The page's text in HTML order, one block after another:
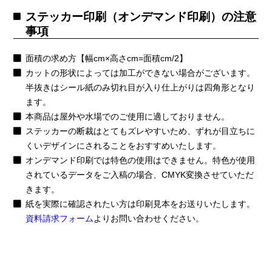
ステッカー印刷（オンデマンド印刷）の注意
事項
面積の求め方【幅cm×高さcm=面積cm/2】
カットの形状によっては加工ができない場合がございます。
半抜きはシール紙のみ切れ目が入り仕上がりは四角形となり
ます。
本商品は屋外や水場でのご使用に適しておりません。
ステッカーの断裁はとてもズレやすいため、ずれが目立ちに
くいデザインにされることをおすすめいたします。
オンデマンド印刷では特色の使用はできません。特色が使用
されているデータをご入稿の場合、CMYK変換させていただ
きます。
紙を実際に確認されたい方は印刷見本をお送りいたします。
資料請求フォームよりお問い合わせください。